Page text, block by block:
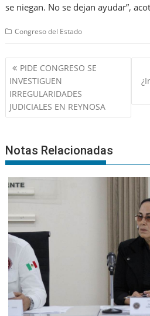
se niegan. No se dejan ayudar”,
Congreso del Estado
Navegación
de
entradas
PIDE CONGRESO SE
INVESTIGUEN
IRREGULARIDADES
JUDICIALES EN REYNOSA
Notas Relacionadas